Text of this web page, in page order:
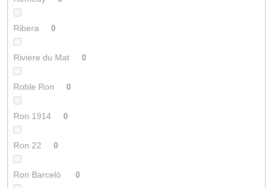
Ribera 0
Riviere du Mat 0
Roble Ron 0
Ron 1914 0
Ron 22 0
Ron Barceló 0